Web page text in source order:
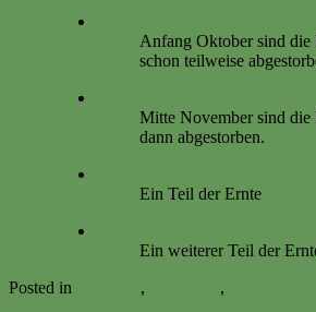
Anfang Oktober sind die
schon teilweise
Mitte November sind die
dann abgestorben.
Ein Teil der Ernte
Ein weiterer Teil der
Posted in
, ,